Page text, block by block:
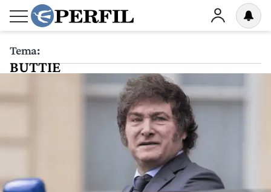
Tema:
BUTTIE